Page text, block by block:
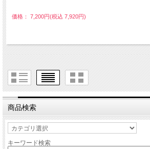
価格： 7,200円(税込 7,920円)
商品検索
キーワード検索